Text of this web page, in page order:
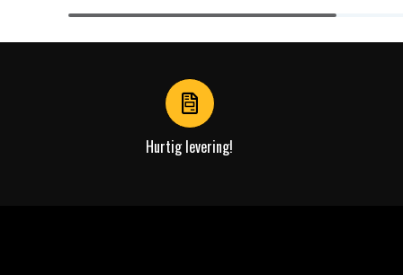
Item
Hurtig levering!